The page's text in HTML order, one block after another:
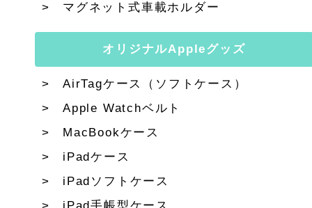
マグネット式車載ホルダー
オリジナルAppleグッズ
AirTagケース（ソフトケース）
Apple Watchベルト
MacBookケース
iPadケース
iPadソフトケース